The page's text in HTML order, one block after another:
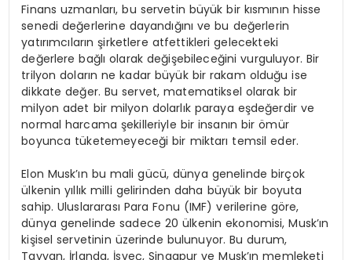
Finans uzmanları, bu servetin büyük bir kısmının hisse
senedi değerlerine dayandığını ve bu değerlerin
yatırımcıların şirketlere atfettikleri gelecekteki
değerlere bağlı olarak değişebileceğini vurguluyor. Bir
trilyon doların ne kadar büyük bir rakam olduğu ise
dikkate değer. Bu servet, matematiksel olarak bir
milyon adet bir milyon dolarlık paraya eşdeğerdir ve
normal harcama şekilleriyle bir insanın bir ömür
boyunca tüketemeyeceği bir miktarı temsil eder.
Elon Musk’ın bu mali gücü, dünya genelinde birçok
ülkenin yıllık milli gelirinden daha büyük bir boyuta
sahip. Uluslararası Para Fonu (IMF) verilerine göre,
dünya genelinde sadece 20 ülkenin ekonomisi, Musk’ın
kişisel servetinin üzerinde bulunuyor. Bu durum,
Tayvan, İrlanda, İsveç, Singapur ve Musk’ın memleketi